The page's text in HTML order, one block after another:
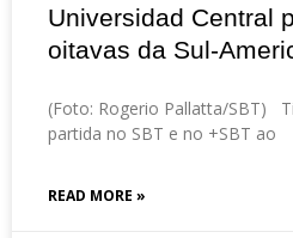
Universidad Central
oitavas da Sul-
(Foto: Rogerio Pallatta/SBT)
partida no SBT e no +SBT ao
READ MORE »